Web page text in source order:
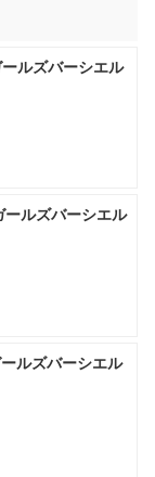
ルズバーシエル
ルズバーシエル
ルズバーシエル